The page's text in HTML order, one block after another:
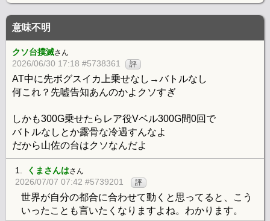
意味不明
クソ台撲滅さん
2026/06/30 17:18 #5738361 評
AT中に先ボグスイカ上乗せなし→バトルなし
何これ？先嘘告知あんのかよクソすぎ
しかも300G乗せたらレア役Vベル300G間0回で
バトルなしとか露骨な冷遇すんなよ
だから山佐の台はクソなんだよ
1. くまさんはさん
2026/07/07 07:42 #5739201 評
世界が自分の都合に合わせて動くと思ってると、こう
いったことも言いたくなりますよね。わかります。